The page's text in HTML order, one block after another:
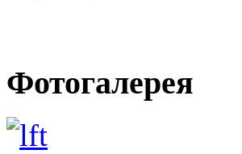
Фотогалерея